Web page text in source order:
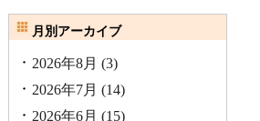
月別アーカイブ
2026年8月 (3)
2026年7月 (14)
2026年6月 (15)